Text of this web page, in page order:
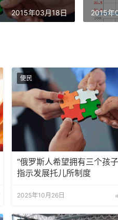
2015年03月18日 2015年
便民
“俄罗斯人希望拥有三个孩
指示发展托儿所制度
2025年10月26日